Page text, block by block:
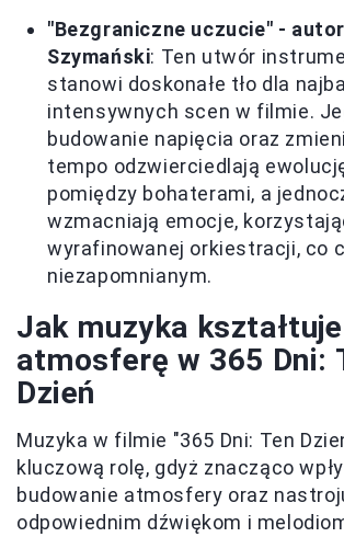
"Bezgraniczne uczucie" -
Szymański: Ten utwór
stanowi doskonałe tło dla
intensywnych scen w filmie.
budowanie napięcia oraz
tempo odzwierciedlają
pomiędzy bohaterami, a
wzmacniają emocje,
wyrafinowanej orkiestracji, co
niezapomnianym.
Jak muzyka kształtuje
atmosferę w 365 Dni:
Dzień
Muzyka w filmie "365 Dni: Ten
kluczową rolę, gdyż znacząco
budowanie atmosfery oraz
odpowiednim dźwiękom i